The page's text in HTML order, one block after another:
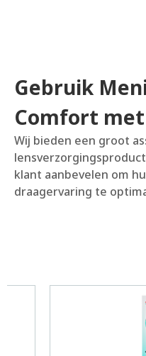
Gebruik
Comfort met
Wij bieden een groot
klant aanbevelen om
draagervaring te